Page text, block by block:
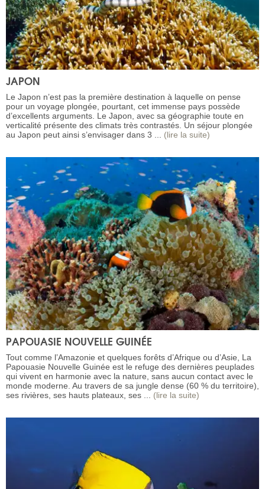
JAPON
Le Japon n’est pas la première destination à laquelle on pense
pour un voyage plongée, pourtant, cet immense pays possède
d’excellents arguments. Le Japon, avec sa géographie toute en
verticalité présente des climats très contrastés. Un séjour plongée
au Japon peut ainsi s’envisager dans 3 ... (lire la suite)
PAPOUASIE NOUVELLE GUINÉE
Tout comme l’Amazonie et quelques forêts d’Afrique ou d’Asie, La
Papouasie Nouvelle Guinée est le refuge des dernières peuplades
qui vivent en harmonie avec la nature, sans aucun contact avec le
monde moderne. Au travers de sa jungle dense (60 % du territoire),
ses rivières, ses hauts plateaux, ses ... (lire la suite)